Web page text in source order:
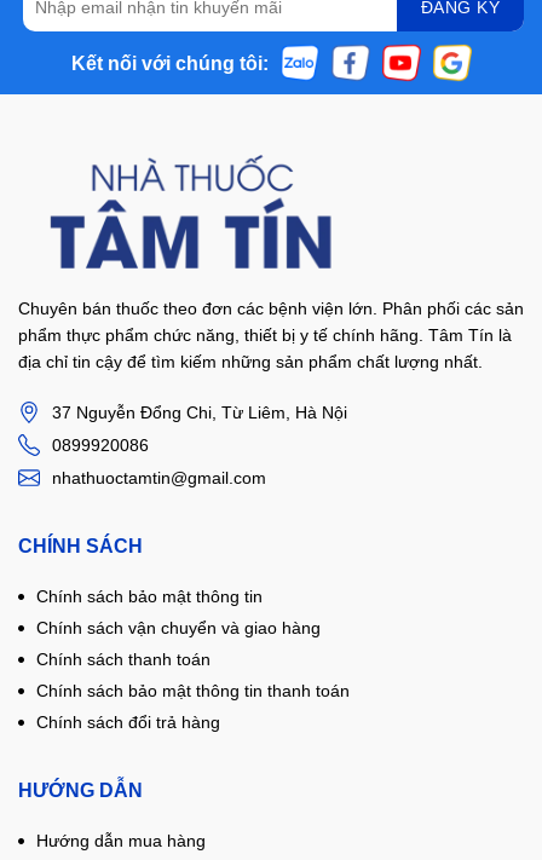
Kết nối với chúng tôi:
Chuyên bán thuốc theo đơn các bệnh viện lớn. Phân phối các sản
phẩm thực phẩm chức năng, thiết bị y tế chính hãng. Tâm Tín là
địa chỉ tin cậy để tìm kiếm những sản phẩm chất lượng nhất.
37 Nguyễn Đổng Chi, Từ Liêm, Hà Nội
0899920086
nhathuoctamtin@gmail.com
CHÍNH SÁCH
Chính sách bảo mật thông tin
Chính sách vận chuyển và giao hàng
Chính sách thanh toán
Chính sách bảo mật thông tin thanh toán
Chính sách đổi trả hàng
HƯỚNG DẪN
Hướng dẫn mua hàng